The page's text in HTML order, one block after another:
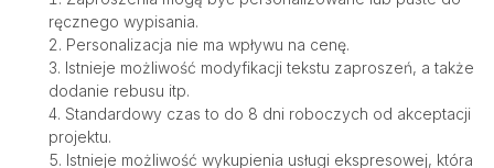
ręcznego wypisania.
Personalizacja nie ma wpływu na cenę.
Istnieje możliwość modyfikacji tekstu zaproszeń, a także
dodanie rebusu itp.
Standardowy czas to do 8 dni roboczych od akceptacji
projektu.
Istnieje możliwość wykupienia usługi ekspresowej, która